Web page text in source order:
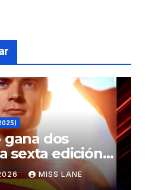
gana dos
sexta edición
Super
MISS LANE